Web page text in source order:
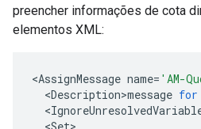
preencher informações de cota
elementos XML:
<AssignMessage name= 'AM-
<Description>message for
<